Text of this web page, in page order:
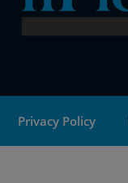
Privacy Policy